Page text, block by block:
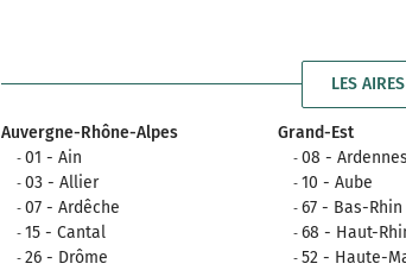
LES
Auvergne-Rhône-Alpes
01 - Ain
03 - Allier
07 - Ardêche
15 - Cantal
26 - Drôme
Grand-Est
08 - Ardennes
10 - Aube
67 - Bas-Rhin
68 - Haut-
52 - Haute-